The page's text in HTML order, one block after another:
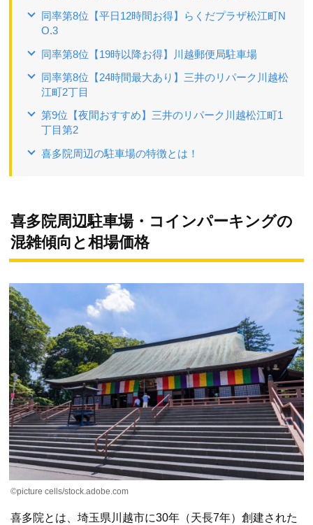
同率第8位【平日12時間お得】らくだプラザ松江町N
O.3
同率第8位【19時以降お得】川越郵便局駐車場
同率第8位【24時間最大あり】三井のリパーク川越松
江町2丁目
第9位【夜間おすすめ】三井のリパーク川越松江町1
丁目第2
喜多院周辺の駐車場の特徴とは！
喜多院周辺駐車場・コインパーキングの
混雑傾向と相場価格
©picture cells/stock.adobe.com
喜多院とは、埼玉県川越市に30年（天長7年）創建された